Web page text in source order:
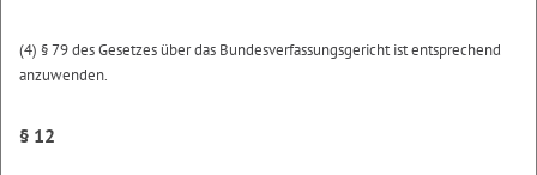
(4) § 79 des Gesetzes über das Bundesverfassungsgericht ist entsprechend
anzuwenden.
§ 12